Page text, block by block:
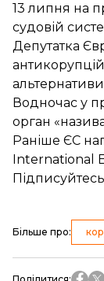
13 липня на
судовій
Депутатка
альтернативи
Водночас у
орган
Раніше ЄС
International
Більше про: